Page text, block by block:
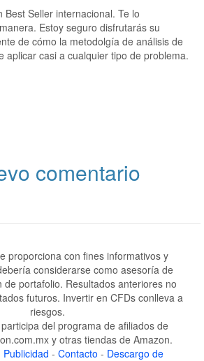
Best Seller internacional. Te lo
Estoy seguro disfrutarás su
de cómo la metodolgía de análisis de
aplicar casi a cualquier tipo de problema.
comentario
proporciona con fines informativos y
considerarse como asesoría de
de portafolio. Resultados anteriores no
futuros. Invertir en CFDs conlleva a
riesgos.
del programa de afiliados de
y otras tiendas de Amazon.
Publicidad - Contacto - Descargo de